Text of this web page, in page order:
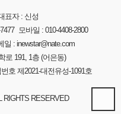
표자 :신성
모바일 : 010-4408-2800
일 : inewstar@nate.com
로 191, 1층 (어은동)
호제2021-대전유성-1091호
RIGHTS RESERVED